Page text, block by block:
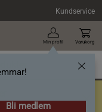
Kundservice
Min profil
Bli medlem
Varukorg
till 40%